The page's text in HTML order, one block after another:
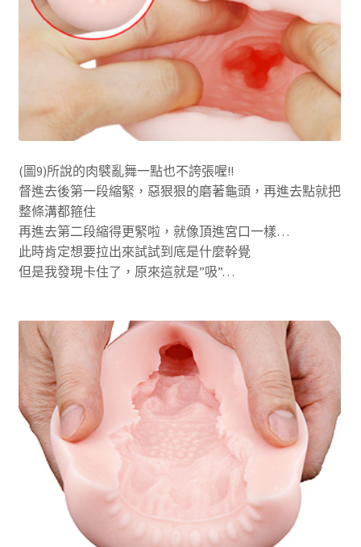
(圖9)所說的肉襞亂舞一點也不誇張喔!!
督進去後第一段縮緊，惡狠狠的磨著龜頭，再進去點就把
整條溝都箍住
再進去第二段縮得更緊啦，就像頂進宮口一樣…
此時肯定想要拉出來試試到底是什麼幹覺
但是我發現卡住了，原來這就是”吸”…